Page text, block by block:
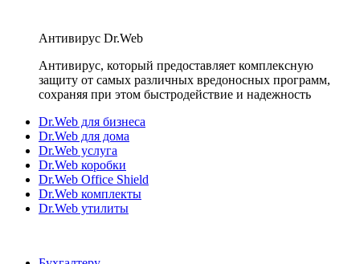
Антивирус Dr.Web
Антивирус, который предоставляет комплексную
защиту от самых различных вредоносных программ,
сохраняя при этом быстродействие и надежность
Dr.Web для бизнеса
Dr.Web для дома
Dr.Web услуга
Dr.Web коробки
Dr.Web Office Shield
Dr.Web комплекты
Dr.Web утилиты